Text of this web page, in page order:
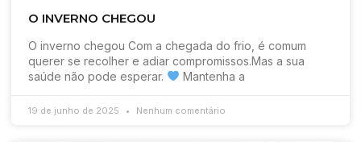
O INVERNO CHEGOU
O inverno chegou Com a chegada do frio, é comum
querer se recolher e adiar compromissos.Mas a sua
saúde não pode esperar.
Mantenha a
19 de junho de 2025 Nenhum comentário